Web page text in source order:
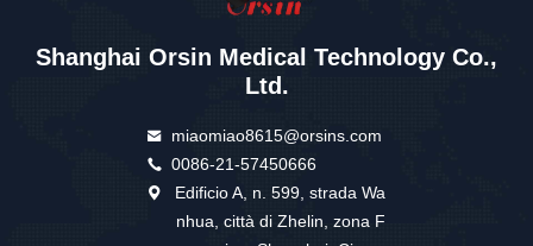
Shanghai Orsin Medical Technology Co.,
Ltd.
miaomiao8615@orsins.com
0086-21-57450666
Edificio A, n. 599, strada Wa
nhua, città di Zhelin, zona F